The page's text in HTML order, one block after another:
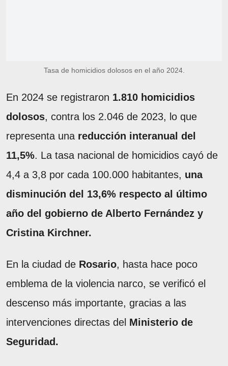
Tasa de homicidios dolosos en el año 2024.
En 2024 se registraron 1.810 homicidios
dolosos, contra los 2.046 de 2023, lo que
representa una reducción interanual del
11,5%. La tasa nacional de homicidios cayó de
4,4 a 3,8 por cada 100.000 habitantes, una
disminución del 13,6% respecto al último
año del gobierno de Alberto Fernández y
Cristina Kirchner.
En la ciudad de Rosario, hasta hace poco
emblema de la violencia narco, se verificó el
descenso más importante, gracias a las
intervenciones directas del Ministerio de
Seguridad.